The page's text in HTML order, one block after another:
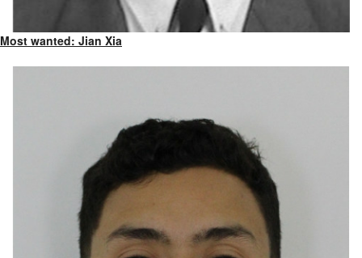
Most wanted: Jian Xia